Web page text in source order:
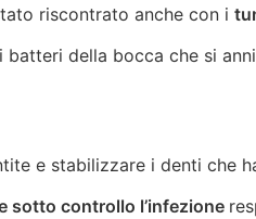
riscontrato anche con i
della bocca che si
e stabilizzare i denti che
sotto controllo l’infezione